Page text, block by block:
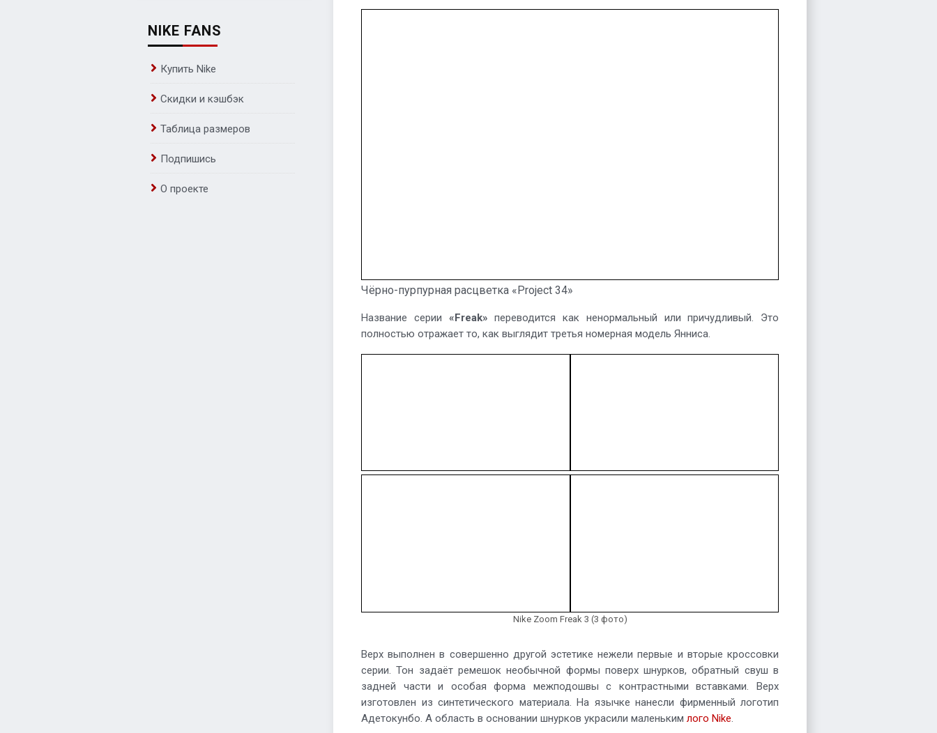
Чёрно-пурпурная расцветка «Project 34»
Название серии «Freak» переводится как ненормальный или причудливый. Это
полностью отражает то, как выглядит третья номерная модель Янниса.
Nike Zoom Freak 3 (3 фото)
Верх выполнен в совершенно другой эстетике нежели первые и вторые кроссовки
серии. Тон задаёт ремешок необычной формы поверх шнурков, обратный свуш в
задней части и особая форма межподошвы с контрастными вставками. Верх
изготовлен из синтетического материала. На язычке нанесли фирменный логотип
Адетокунбо. А область в основании шнурков украсили маленьким лого Nike.
NIKE FANS
Купить Nike
Скидки и кэшбэк
Таблица размеров
Подпишись
О проекте